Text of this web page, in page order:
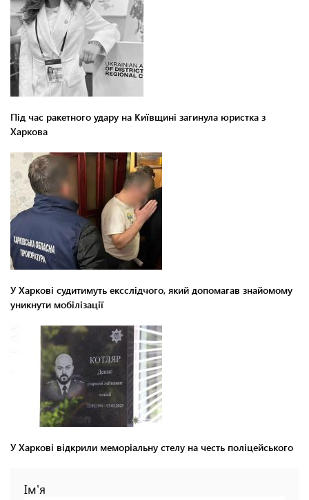
Під час ракетного удару на Київщині загинула юристка з
Харкова
У Харкові судитимуть ексслідчого, який допомагав знайомому
уникнути мобілізації
У Харкові відкрили меморіальну стелу на честь поліцейського
Ім'я